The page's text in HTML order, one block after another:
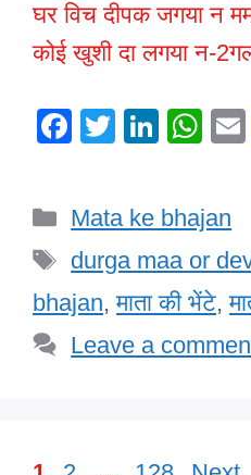
घर विच दीपक जगया न
कोई खुशी दा लगया न-
F
e
b
o
o
k
T
er
Li
e
dI
n
W
s
A
p
p
Categories
Mata ke bhajan
Tags
durga maa or
bhajan,माता की भेंटे,
Leave a